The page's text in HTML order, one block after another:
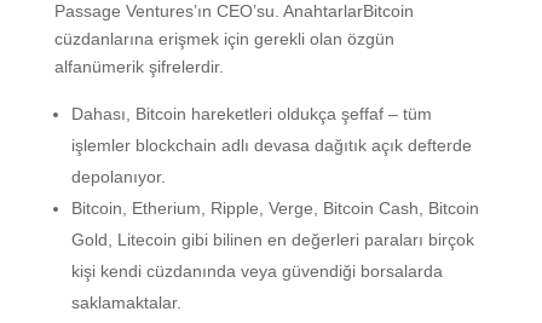
Passage Ventures’ın CEO’su. AnahtarlarBitcoin
cüzdanlarına erişmek için gerekli olan özgün
alfanümerik şifrelerdir.
Dahası, Bitcoin hareketleri oldukça şeffaf – tüm
işlemler blockchain adlı devasa dağıtık açık defterde
depolanıyor.
Bitcoin, Etherium, Ripple, Verge, Bitcoin Cash, Bitcoin
Gold, Litecoin gibi bilinen en değerleri paraları birçok
kişi kendi cüzdanında veya güvendiği borsalarda
saklamaktalar.